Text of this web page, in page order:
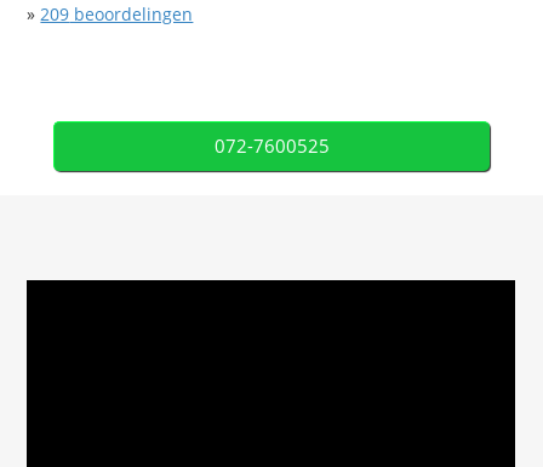
» 209 beoordelingen
072-7600525